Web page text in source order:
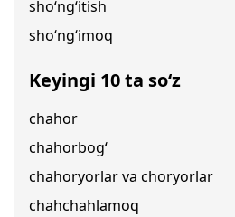
sho‘ng‘itish
sho‘ng‘imoq
Keyingi 10 ta so‘z
chahor
chahorbog‘
chahoryorlar va choryorlar
chahchahlamoq